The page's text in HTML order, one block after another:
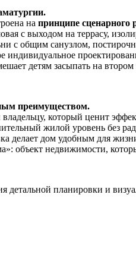
на принципе сценарного
с выходом на террасу,
с общим санузлом,
индивидуальное
детям засыпать на
преимуществом.
который ценит
жилой уровень без
делает дом удобным для
объект недвижимости,
детальной планировки и